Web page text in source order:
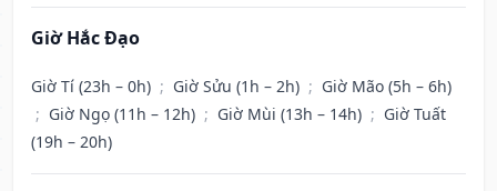
Giờ Hắc Đạo
Giờ Tí (23h – 0h) ; Giờ Sửu (1h – 2h) ; Giờ Mão (5h – 6h)
; Giờ Ngọ (11h – 12h) ; Giờ Mùi (13h – 14h) ; Giờ Tuất
(19h – 20h)